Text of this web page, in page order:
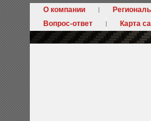
О компании
Вопрос-ответ
Карта